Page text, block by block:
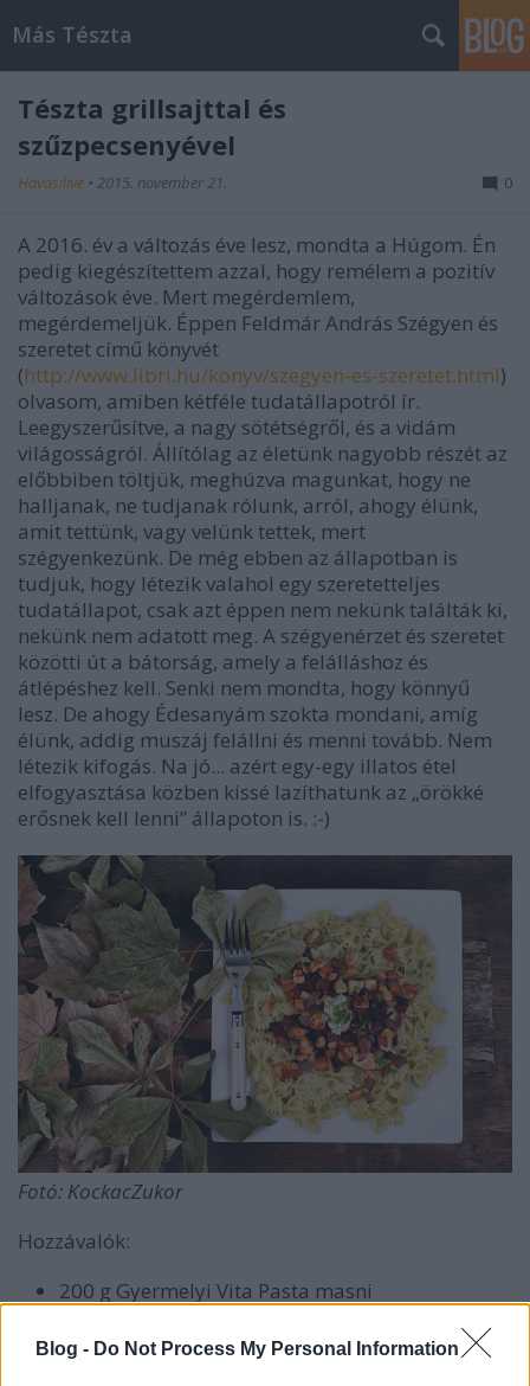
Blog - Do Not Process My Personal Information
Más Tészta
Tészta grillsajttal és
szűzpecsenyével
Havasilive • 2015. november 21. 0
A 2016. év a változás éve lesz, mondta a Húgom. Én
pedig kiegészítettem azzal, hogy remélem a pozitív
változások éve. Mert megérdemlem,
megérdemeljük. Éppen Feldmár András Szégyen és
szeretet című könyvét
(http://www.libri.hu/konyv/szegyen-es-szeretet.html)
olvasom, amiben kétféle tudatállapotról ír.
Leegyszerűsítve, a nagy sötétségről, és a vidám
világosságról. Állítólag az életünk nagyobb részét az
előbbiben töltjük, meghúzva magunkat, hogy ne
halljanak, ne tudjanak rólunk, arról, ahogy élünk,
amit tettünk, vagy velünk tettek, mert
szégyenkezünk. De még ebben az állapotban is
tudjuk, hogy létezik valahol egy szeretetteljes
tudatállapot, csak azt éppen nem nekünk találták ki,
nekünk nem adatott meg. A szégyenérzet és szeretet
közötti út a bátorság, amely a felálláshoz és
átlépéshez kell. Senki nem mondta, hogy könnyű
lesz. De ahogy Édesanyám szokta mondani, amíg
élünk, addig muszáj felállni és menni tovább. Nem
létezik kifogás. Na jó... azért egy-egy illatos étel
elfogyasztása közben kissé lazíthatunk az „örökké
erősnek kell lenni” állapoton is. :-)
Fotó: KockacZukor
Hozzávalók:
200 g Gyermelyi Vita Pasta masni
1 csomag szeletelt füstölt, főtt szűzpecsenye